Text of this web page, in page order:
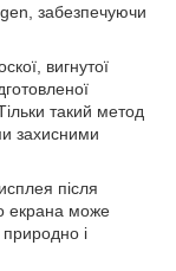
забезпечуючи
вигнутої
такий метод
захисними
після
екрана може
і